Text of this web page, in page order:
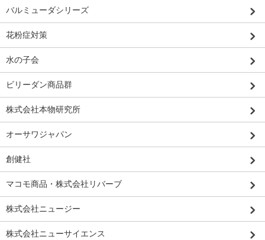
バルミューダシリーズ
花粉症対策
水の子会
ビリーダン商品群
株式会社本物研究所
オーサワジャパン
創健社
マコモ商品・株式会社リバーブ
株式会社ニュージー
株式会社ニューサイエンス